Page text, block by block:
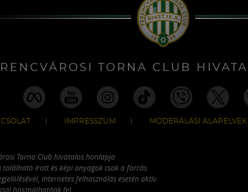
TORNA CLUB
IMPRESSZUM MODERÁLÁSI ALAPELVEK
Torna Club hivatalos honlapja
található írott és képi anyagok csak a forrás
internetes felhasználás esetén aktív
használhatóak fel.